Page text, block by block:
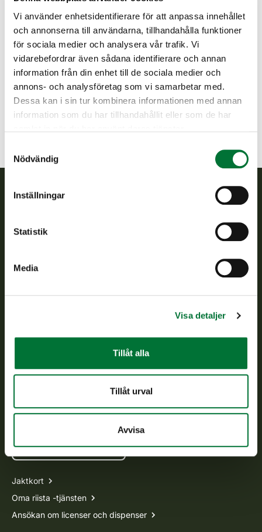
Vi använder enhetsidentifierare för att anpassa innehållet
och annonserna till användarna, tillhandahålla funktioner
för sociala medier och analysera vår trafik. Vi
vidarebefordrar även sådana identifierare och annan
information från din enhet till de sociala medier och
annons- och analysföretag som vi samarbetar med.
Dessa kan i sin tur kombinera informationen med annan
information som du har tillhandahållit eller som de har
Nödvändig
Inställningar
Statistik
Media
Visa detaljer
Tillåt alla
Tillåt urval
Avvisa
Keski-Karjala jaktvårdsförening
Norra Karelen
keski-karjala@rhy.riista.fi
Finlands viltcentral främjar en hållbar vilthushållning, stöder
verkställs och svarar för de offentliga förvaltningsuppgifter
som föreskrivs.
Om oss
Kundtjänst
tel. 029 431 2001
Ofta ställda frågor
Alla kontaktuppgifter
Jaktkort
Oma riista -tjänsten
Ansökan om licenser och dispenser